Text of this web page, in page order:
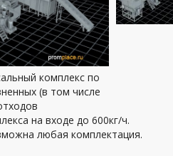
комплекс по
(в том числе
на входе до 600кг/ч.
любая комплектация.